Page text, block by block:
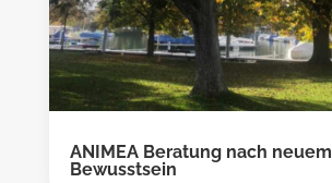
ANIMEA Beratung nach neuem
Bewusstsein